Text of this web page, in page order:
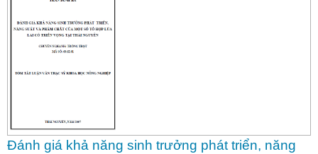
Đánh giá khả năng sinh trưởng phát triển, năng